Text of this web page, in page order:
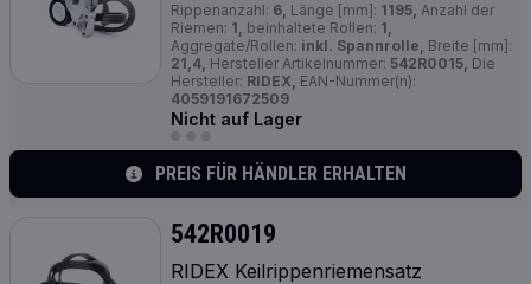
Rippenanzahl: 6, Länge [mm]: 1195, Anzahl der
Riemen: 1, beinhaltete Rollen: 1,
Aggregate/Rollen: inkl. Spannrolle, Breite [mm]:
21,4, Hersteller Artikelnummer: 542R0015, Die
Hersteller: RIDEX, EAN-Nummer(n):
4059191672509
Nicht auf Lager
PREIS FÜR HÄNDLER ERHALTEN
542R0019
RIDEX Keilrippenriemensatz